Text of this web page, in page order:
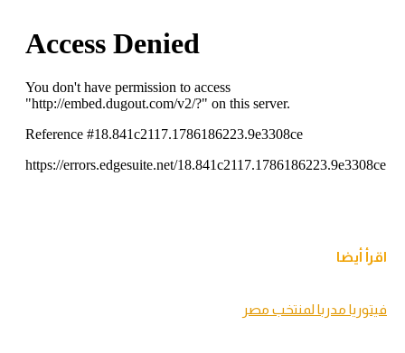
اقرأ أيضا
فيتوريا مدربا لمنتخب مصر